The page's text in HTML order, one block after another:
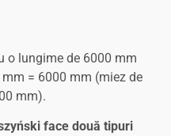
o lungime de 6000 mm
= 6000 mm (miez de
mm).
face două tipuri